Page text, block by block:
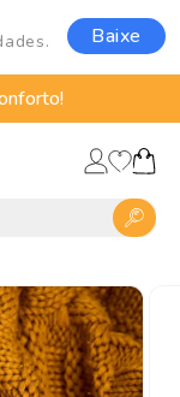
Baixe
Fazer
login
Lista
deCarrinho